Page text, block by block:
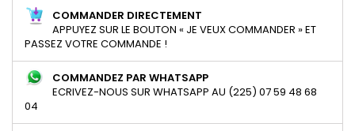
COMMANDER DIRECTEMENT
APPUYEZ SUR LE BOUTON « JE VEUX COMMANDER » ET
PASSEZ VOTRE COMMANDE !
COMMANDEZ PAR WHATSAPP
ECRIVEZ-NOUS SUR WHATSAPP AU (225) 07 59 48 68
04